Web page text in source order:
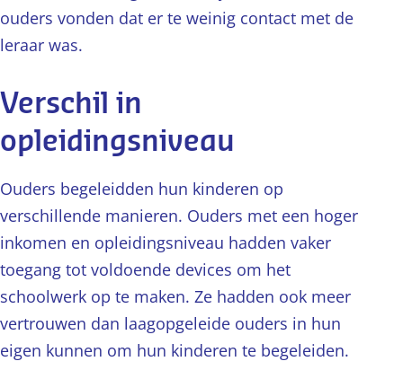
ouders vonden dat er te weinig contact met de
leraar was.
Verschil in
opleidingsniveau
Ouders begeleidden hun kinderen op
verschillende manieren. Ouders met een hoger
inkomen en opleidingsniveau hadden vaker
toegang tot voldoende devices om het
schoolwerk op te maken. Ze hadden ook meer
vertrouwen dan laagopgeleide ouders in hun
eigen kunnen om hun kinderen te begeleiden.